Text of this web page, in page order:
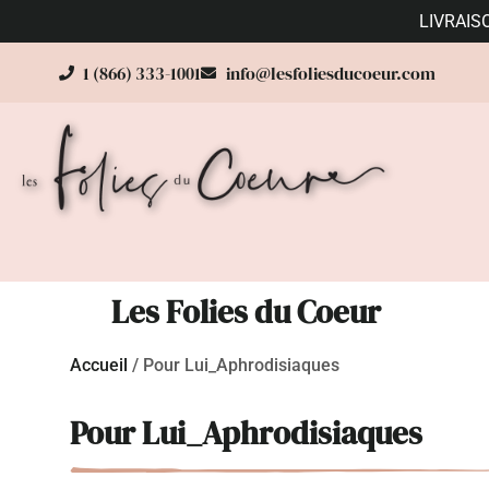
1 (866) 333-1001 info@lesfoliesducoeur.com
Les Folies du Coeur
Accueil / Pour Lui_Aphrodisiaques
Pour Lui_Aphrodisiaques